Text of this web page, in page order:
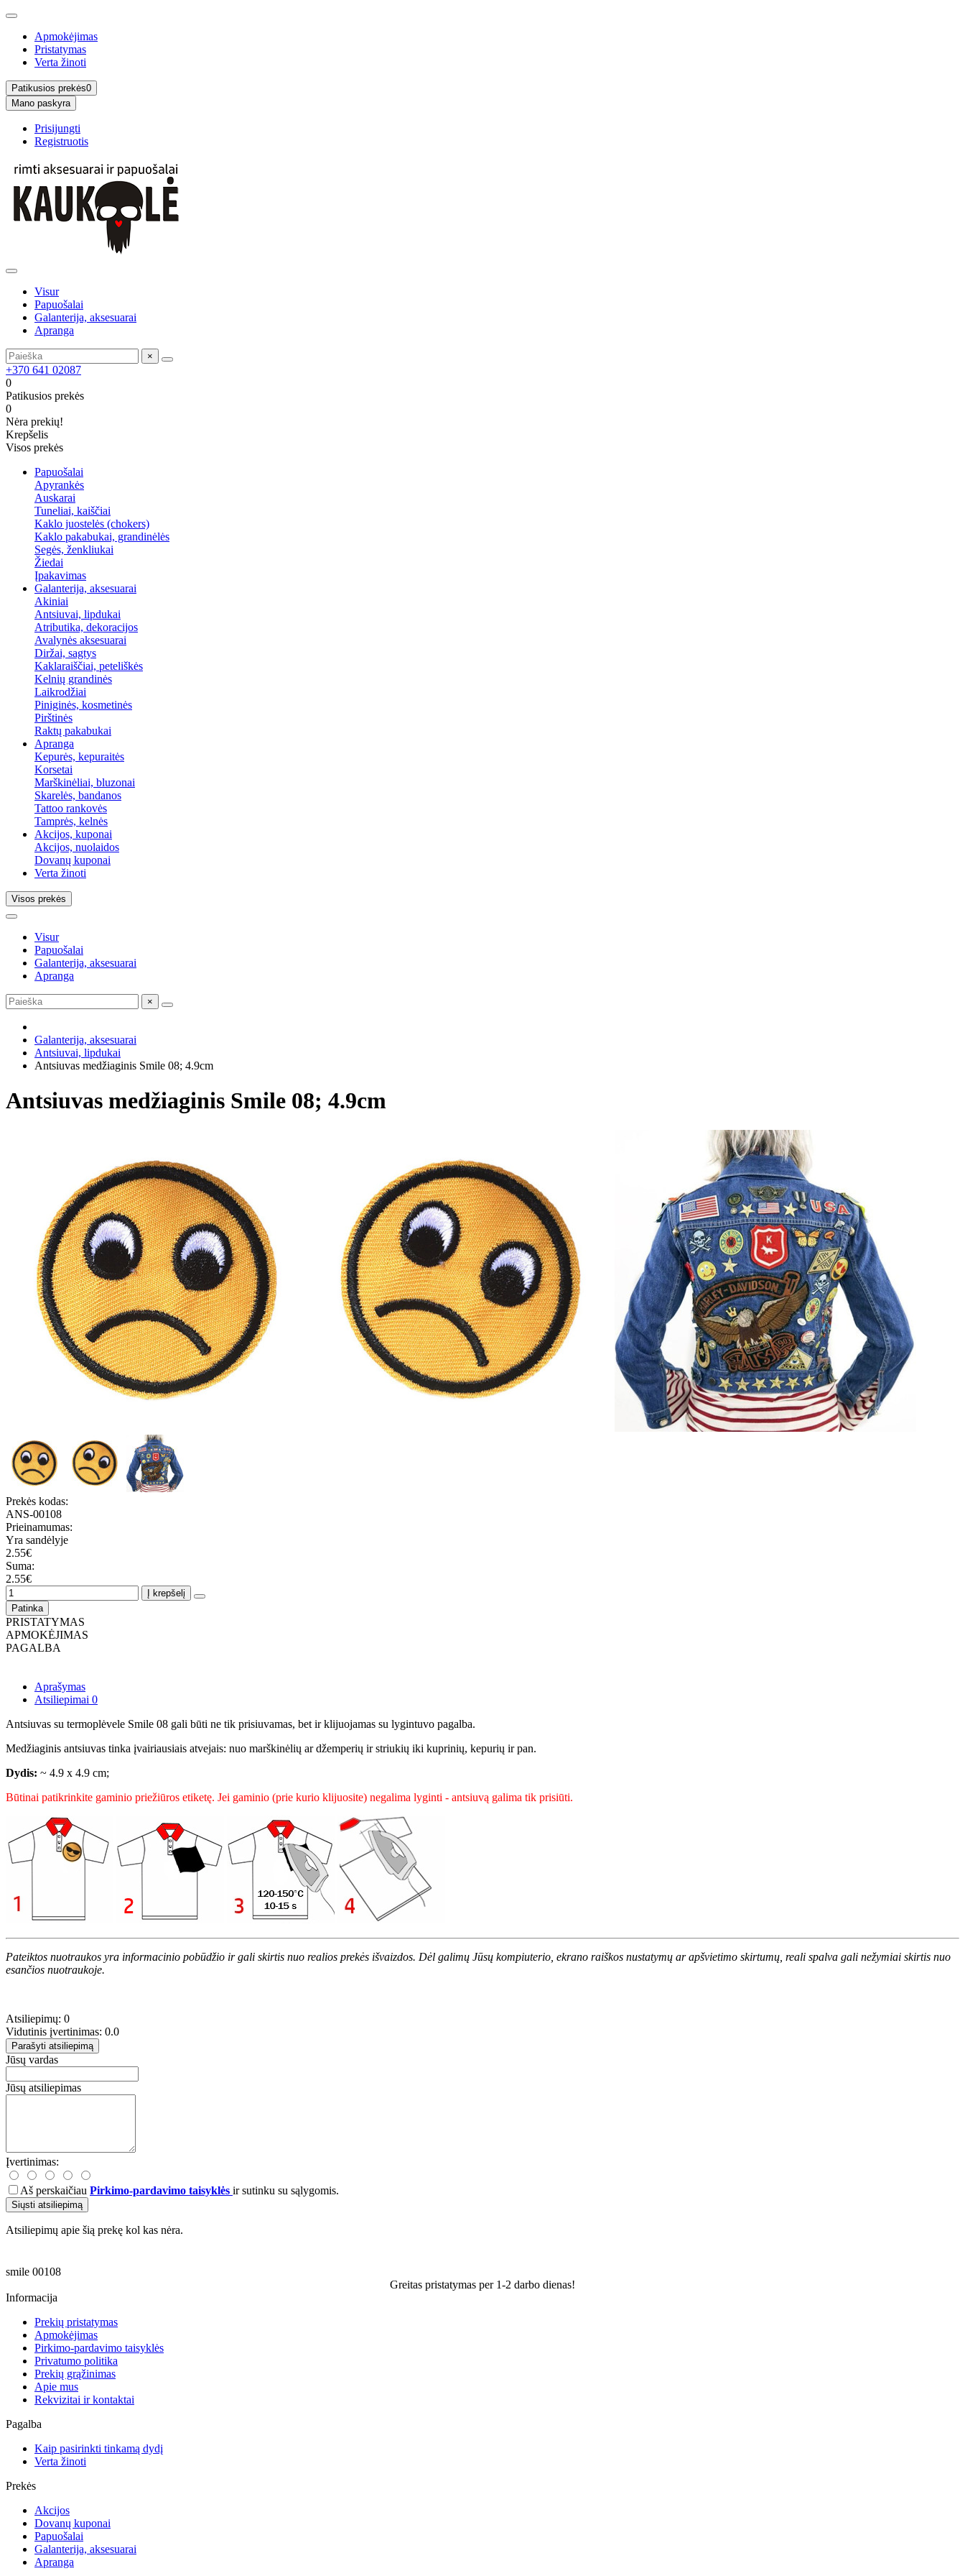
Apmokėjimas
Pristatymas
Verta žinoti
Patikusios prekės0
Mano paskyra
Prisijungti
Registruotis
Visur
Papuošalai
Galanterija, aksesuarai
Apranga
×
+370 641 02087
0
Patikusios prekės
0
Nėra prekių!
Krepšelis
Visos prekės
Papuošalai
Apyrankės
Auskarai
Tuneliai, kaiščiai
Kaklo juostelės (chokers)
Kaklo pakabukai, grandinėlės
Segės, ženkliukai
Žiedai
Įpakavimas
Galanterija, aksesuarai
Akiniai
Antsiuvai, lipdukai
Atributika, dekoracijos
Avalynės aksesuarai
Diržai, sagtys
Kaklaraiščiai, peteliškės
Kelnių grandinės
Laikrodžiai
Piniginės, kosmetinės
Pirštinės
Raktų pakabukai
Apranga
Kepurės, kepuraitės
Korsetai
Marškinėliai, bluzonai
Skarelės, bandanos
Tattoo rankovės
Tamprės, kelnės
Akcijos, kuponai
Akcijos, nuolaidos
Dovanų kuponai
Verta žinoti
Visos prekės
Visur
Papuošalai
Galanterija, aksesuarai
Apranga
×
Galanterija, aksesuarai
Antsiuvai, lipdukai
Antsiuvas medžiaginis Smile 08; 4.9cm
Antsiuvas medžiaginis Smile 08; 4.9cm
Prekės kodas:
ANS-00108
Prieinamumas:
Yra sandėlyje
2.55€
Suma:
2.55€
Į krepšelį
Patinka
PRISTATYMAS
APMOKĖJIMAS
PAGALBA
Aprašymas
Atsiliepimai 0
Antsiuvas su termoplėvele Smile 08 gali būti ne tik prisiuvamas, bet ir klijuojamas su lygintuvo pagalba.
Medžiaginis antsiuvas tinka įvairiausiais atvejais: nuo marškinėlių ar džemperių ir striukių iki kuprinių, kepurių ir pan.
Dydis: ~ 4.9 x 4.9 cm;
Būtinai patikrinkite gaminio priežiūros etiketę. Jei gaminio (prie kurio klijuosite) negalima lyginti - antsiuvą galima tik prisiūti.
Pateiktos nuotraukos yra informacinio pobūdžio ir gali skirtis nuo realios prekės išvaizdos. Dėl galimų Jūsų kompiuterio, ekrano raiškos nustatymų ar apšvietimo skirtumų, reali spalva gali nežymiai skirtis nuo
esančios nuotraukoje.
Atsiliepimų: 0
Vidutinis įvertinimas: 0.0
Parašyti atsiliepimą
Jūsų vardas
Jūsų atsiliepimas
Įvertinimas:
Aš perskaičiau Pirkimo-pardavimo taisyklės ir sutinku su sąlygomis.
Siųsti atsiliepimą
Atsiliepimų apie šią prekę kol kas nėra.
smile 00108
Greitas pristatymas per 1-2 darbo dienas!
Informacija
Prekių pristatymas
Apmokėjimas
Pirkimo-pardavimo taisyklės
Privatumo politika
Prekių grąžinimas
Apie mus
Rekvizitai ir kontaktai
Pagalba
Kaip pasirinkti tinkamą dydį
Verta žinoti
Prekės
Akcijos
Dovanų kuponai
Papuošalai
Galanterija, aksesuarai
Apranga